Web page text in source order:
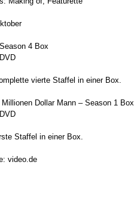
4 Box
vierte Staffel in einer Box.
Millionen Dollar Mann – Season 1 Box
Staffel in einer Box.
video.de